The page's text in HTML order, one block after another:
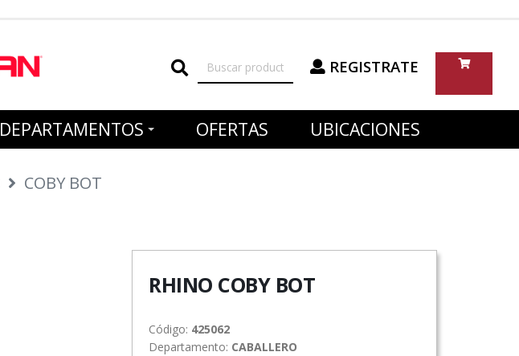
REGISTRATE
DEPARTAMENTOS OFERTAS UBICACIONES
COBY BOT
RHINO COBY BOT
Código: 425062
Departamento: CABALLERO